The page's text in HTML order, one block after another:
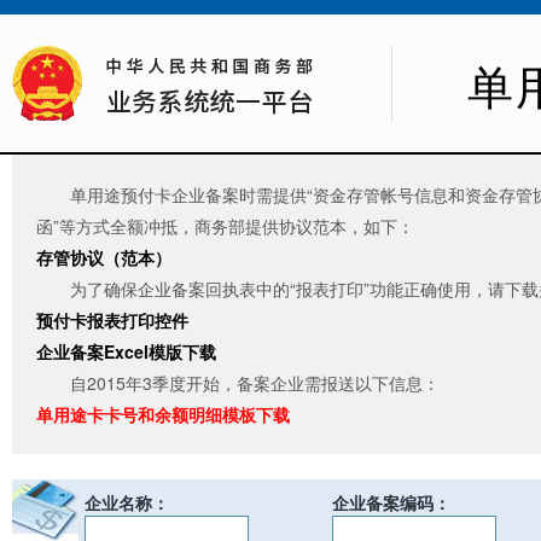
单
单用途预付卡企业备案时需提供“资金存管帐号信息和资金存管
函”等方式全额冲抵，商务部提供协议范本，如下：
存管协议（范本）
为了确保企业备案回执表中的“报表打印”功能正确使用，请下
预付卡报表打印控件
企业备案Excel模版下载
自2015年3季度开始，备案企业需报送以下信息：
单用途卡卡号和余额明细模板下载
企业名称： 企业备案编码：